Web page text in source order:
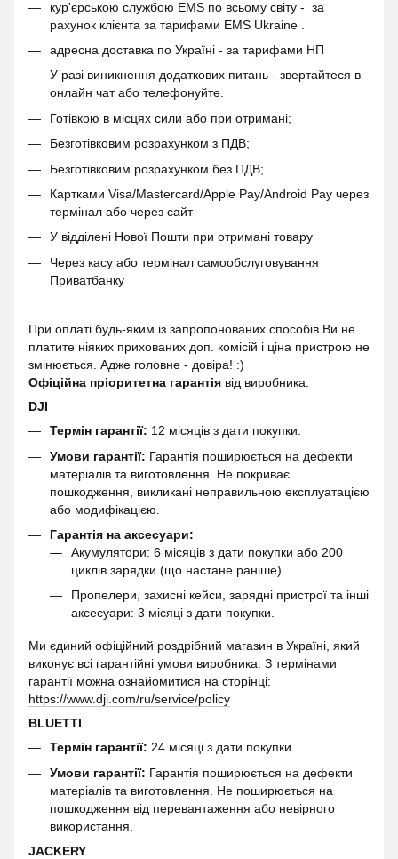
кур'єрською службою EMS по всьому світу - за
рахунок клієнта за тарифами EMS Ukraine .
адресна доставка по Україні - за тарифами НП
У разі виникнення додаткових питань - звертайтеся в
онлайн чат або телефонуйте.
Готівкою в місцях сили або при отримані;
Безготівковим розрахунком з ПДВ;
Безготівковим розрахунком без ПДВ;
Картками Visa/Mastercard/Apple Pay/Android Pay через
термінал або через сайт
У відділені Нової Пошти при отримані товару
Через касу або термінал самообслуговування
Приватбанку
При оплаті будь-яким із запропонованих способів Ви не
платите ніяких прихованих доп. комісій і ціна пристрою не
змінюється. Адже головне - довіра! :)
Офіційна пріоритетна гарантія від виробника.
DJI
Термін гарантії: 12 місяців з дати покупки.
Умови гарантії: Гарантія поширюється на дефекти
матеріалів та виготовлення. Не покриває
пошкодження, викликані неправильною експлуатацією
або модифікацією.
Гарантія на аксесуари:
Акумулятори: 6 місяців з дати покупки або 200
циклів зарядки (що настане раніше).
Пропелери, захисні кейси, зарядні пристрої та інші
аксесуари: 3 місяці з дати покупки.
Ми єдиний офіційний роздрібний магазин в Україні, який
виконує всі гарантійні умови виробника. З термінами
гарантії можна ознайомитися на сторінці:
https://www.dji.com/ru/service/policy
BLUETTI
Термін гарантії: 24 місяці з дати покупки.
Умови гарантії: Гарантія поширюється на дефекти
матеріалів та виготовлення. Не поширюється на
пошкодження від перевантаження або невірного
використання.
JACKERY